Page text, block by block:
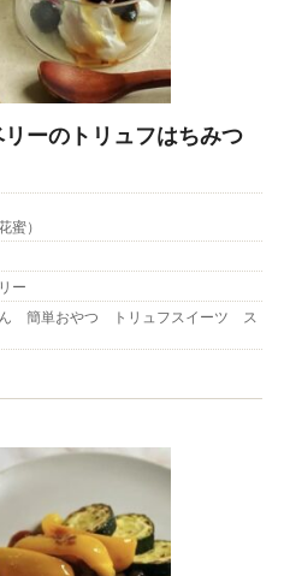
ーのトリュフはちみつ
蜜）
ー
簡単おやつ トリュフスイーツ ス